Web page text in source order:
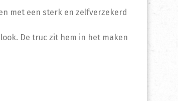
met een sterk en zelfverzekerd
De truc zit hem in het maken